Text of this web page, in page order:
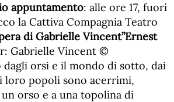
appuntamento: alle ore 17, fuori
la Cattiva Compagnia Teatro
di Gabrielle Vincent”Ernest
Gabrielle Vincent ©
dagli orsi e il mondo di sotto, dai
loro popoli sono acerrimi,
orso e a una topolina di